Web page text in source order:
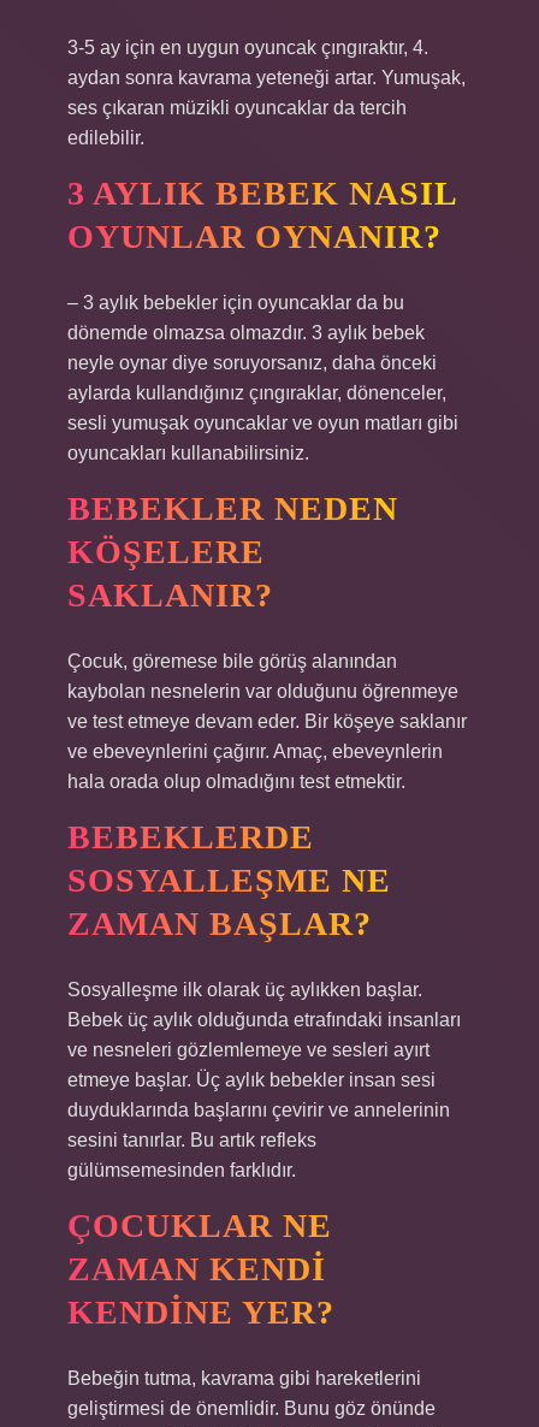
3-5 ay için en uygun oyuncak çıngıraktır, 4.
aydan sonra kavrama yeteneği artar. Yumuşak,
ses çıkaran müzikli oyuncaklar da tercih
edilebilir.
3 AYLIK BEBEK NASIL
OYUNLAR OYNANIR?
– 3 aylık bebekler için oyuncaklar da bu
dönemde olmazsa olmazdır. 3 aylık bebek
neyle oynar diye soruyorsanız, daha önceki
aylarda kullandığınız çıngıraklar, dönenceler,
sesli yumuşak oyuncaklar ve oyun matları gibi
oyuncakları kullanabilirsiniz.
BEBEKLER NEDEN
KÖŞELERE
SAKLANIR?
Çocuk, göremese bile görüş alanından
kaybolan nesnelerin var olduğunu öğrenmeye
ve test etmeye devam eder. Bir köşeye saklanır
ve ebeveynlerini çağırır. Amaç, ebeveynlerin
hala orada olup olmadığını test etmektir.
BEBEKLERDE
SOSYALLEŞME NE
ZAMAN BAŞLAR?
Sosyalleşme ilk olarak üç aylıkken başlar.
Bebek üç aylık olduğunda etrafındaki insanları
ve nesneleri gözlemlemeye ve sesleri ayırt
etmeye başlar. Üç aylık bebekler insan sesi
duyduklarında başlarını çevirir ve annelerinin
sesini tanırlar. Bu artık refleks
gülümsemesinden farklıdır.
ÇOCUKLAR NE
ZAMAN KENDI
KENDINE YER?
Bebeğin tutma, kavrama gibi hareketlerini
geliştirmesi de önemlidir. Bunu göz önünde